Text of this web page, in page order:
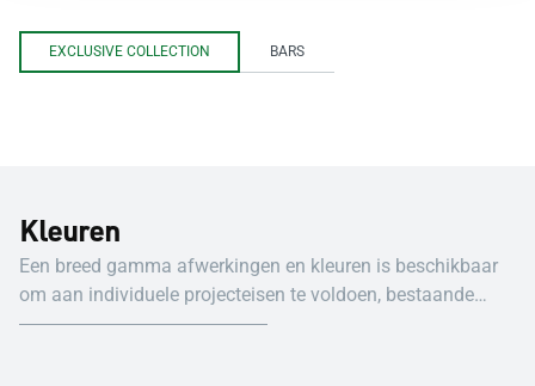
EXCLUSIVE COLLECTION BARS
Kleuren
Een breed gamma afwerkingen en kleuren is beschikbaar
om aan individuele projecteisen te voldoen, bestaande
gebouwen te verfraaien en om een grotere ontwerpvrijheid